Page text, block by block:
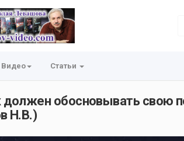
Видео Статьи
обосновывать свою
Н.В.)